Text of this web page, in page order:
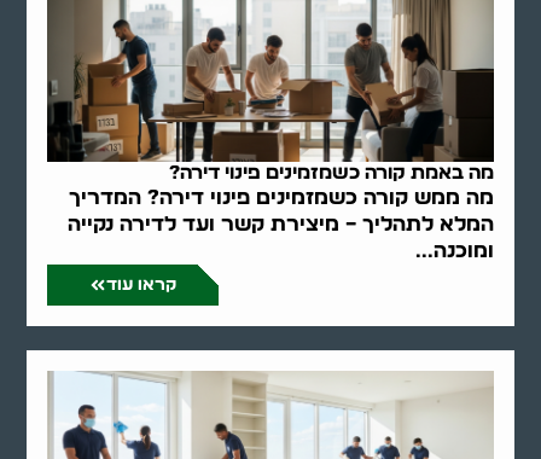
מה באמת קורה כשמזמינים פינוי דירה?
מה ממש קורה כשמזמינים פינוי דירה? המדריך
המלא לתהליך – מיצירת קשר ועד לדירה נקייה
ומוכנה...
קראו עוד